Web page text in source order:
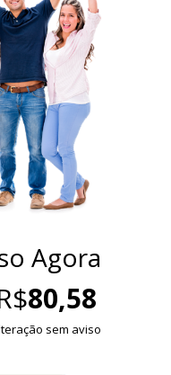
Agora
80,58
sem aviso